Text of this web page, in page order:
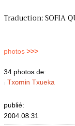
Traduction: SOFIA
photos >>>
34 photos de:
Txomin Txueka
publié:
2004.08.31